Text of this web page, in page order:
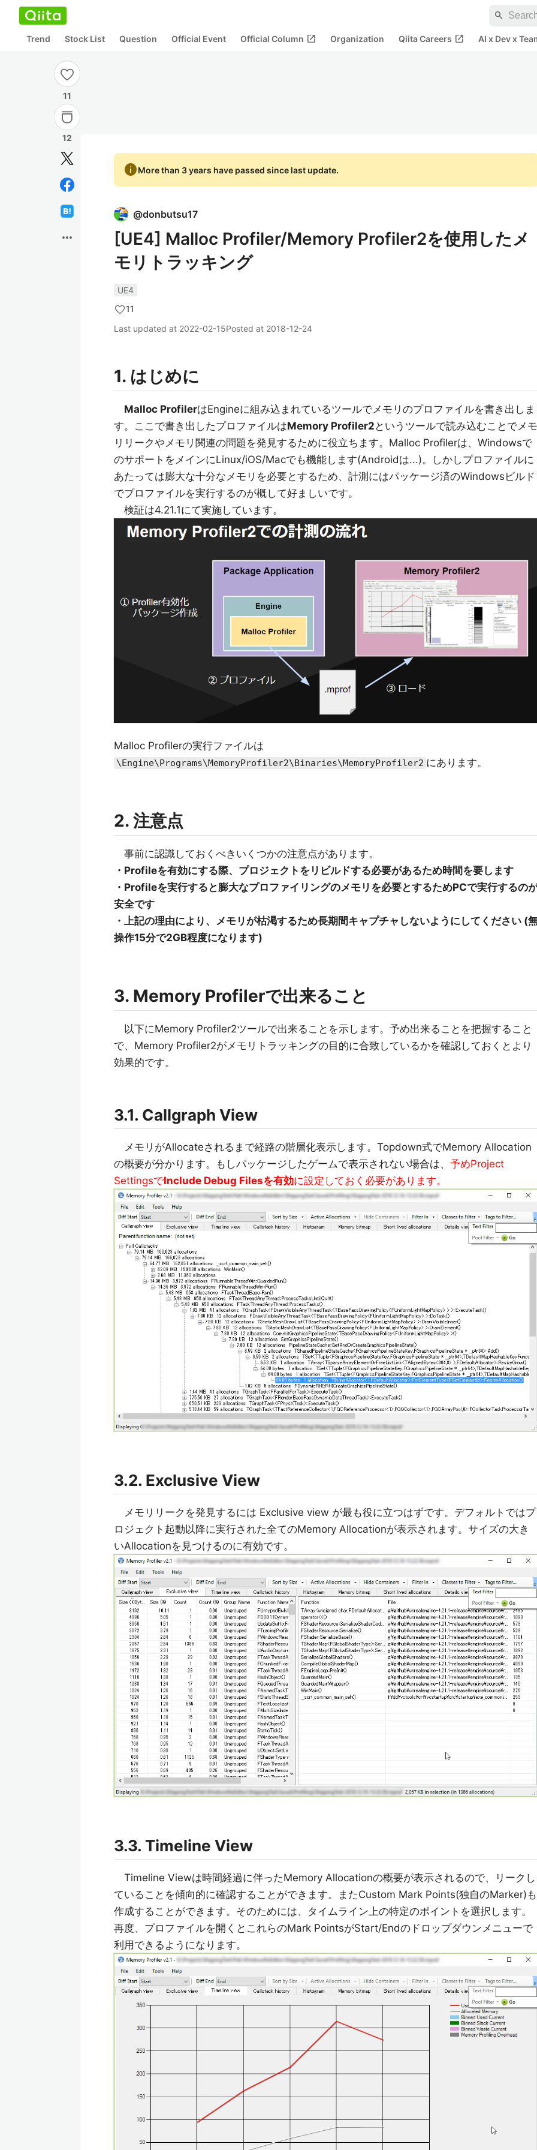
search
Trend Stock List Question Official Event Official Column open_in_new Organization Qiita Careers open_in_new AI x Dev x
11
12
more_horiz
infoMore than 3 years have passed since last update.
@donbutsu17
[UE4] Malloc Profiler/Memory Profiler2を使用したメ
モリトラッキング
UE4
11
Last updated at 2022-02-15Posted at 2018-12-24
1. はじめに
Malloc ProfilerはEngineに組み込まれているツールでメモリのプロファイルを書き出しま
す。ここで書き出したプロファイルはMemory Profiler2 というツールで読み込むことでメモ
リリークやメモリ関連の問題を発見するために役立ちます。Malloc Profilerは、Windowsで
のサポートをメインにLinux/iOS/Macでも機能します(Androidは...)。しかしプロファイルに
あたっては膨大な十分なメモリを必要とするため、計測にはパッケージ済のWindowsビルド
でプロファイルを実行するのが概して好ましいです。
検証は4.21.1にて実施しています。
Malloc Profilerの実行ファイルは
\Engine\Programs\MemoryProfiler2\Binaries\MemoryProfiler2 にあります。
2. 注意点
事前に認識しておくべきいくつかの注意点があります。
・Profileを有効にする際、プロジェクトをリビルドする必要があるため時間を要します
・Profileを実行すると膨大なプロファイリングのメモリを必要とするためPCで実行するの
安全です
・上記の理由により、メモリが枯渇するため長期間キャプチャしないようにしてください (
操作15分で2GB程度になります)
3. Memory Profilerで出来ること
以下にMemory Profiler2ツールで出来ることを示します。予め出来ることを把握すること
で、Memory Profiler2がメモリトラッキングの目的に合致しているかを確認しておくとより
効果的です。
3.1. Callgraph View
メモリがAllocateされるまで経路の階層化表示します。Topdown式でMemory Allocation
の概要が分かります。もしパッケージしたゲームで表示されない場合は、 予めProject
SettingsでInclude Debug Filesを有効に設定しておく必要があります。
3.2. Exclusive View
メモリリークを発見するには Exclusive view が最も役に立つはずです。デフォルトではプ
ロジェクト起動以降に実行された全てのMemory Allocationが表示されます。サイズの大き
いAllocationを見つけるのに有効です。
3.3. Timeline View
Timeline Viewは時間経過に伴ったMemory Allocationの概要が表示されるので、リークし
ていることを傾向的に確認することができます。またCustom Mark Points(独自のMarker)も
作成することができます。そのためには、タイムライン上の特定のポイントを選択します。
再度、プロファイルを開くとこれらのMark PointsがStart/Endのドロップダウンメニューで
利用できるようになります。